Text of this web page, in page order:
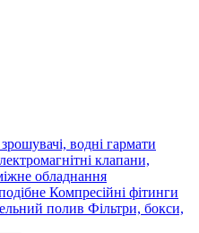
водні гармати
клапани,
обладнання
Компресійні фітинги
полив Фільтри, бокси,